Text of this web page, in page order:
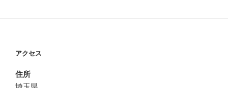
アクセス
住所
埼玉県